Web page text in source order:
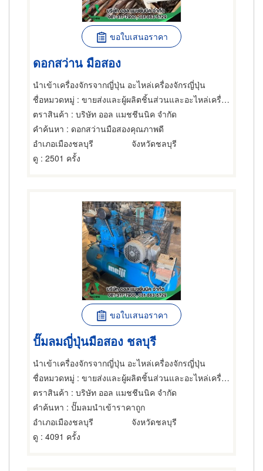
ขอใบเสนอราคา
ดอกสว่าน มือสอง
นำเข้าเครื่องจักรจากญี่ปุ่น อะไหล่เครื่องจักรญี่ปุ่น
ชื่อหมวดหมู่ : ขายส่งและผู้ผลิตชิ้นส่วนและอะไหล่เครื่องจักรกล,ของมือสองใช้แล้ว,เครื่องจักรกล
ตราสินค้า : บริษัท ออล แมชชีนนิค จำกัด
คำค้นหา : ดอกสว่านมือสองคุณภาพดี
อำเภอเมืองชลบุรี
จังหวัดชลบุรี
ดู : 2501 ครั้ง
ขอใบเสนอราคา
ปั๊มลมญี่ปุ่นมือสอง ชลบุรี
นำเข้าเครื่องจักรจากญี่ปุ่น อะไหล่เครื่องจักรญี่ปุ่น
ชื่อหมวดหมู่ : ขายส่งและผู้ผลิตชิ้นส่วนและอะไหล่เครื่องจักรกล,ผู้ผลิตและจำหน่ายปั๊ม,ของมือสองใช้แล้ว
ตราสินค้า : บริษัท ออล แมชชีนนิค จำกัด
คำค้นหา : ปั๊มลมนำเข้าราคาถูก
อำเภอเมืองชลบุรี
จังหวัดชลบุรี
ดู : 4091 ครั้ง